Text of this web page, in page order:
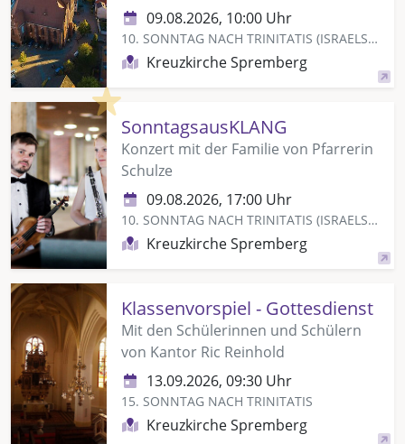
09.08.2026, 10:00 Uhr
10. SONNTAG NACH TRINITATIS (ISRAELSONNTAG)
Kreuzkirche Spremberg
Highlight
SonntagsausKLANG
Konzert mit der Familie von Pfarrerin
Schulze
09.08.2026, 17:00 Uhr
10. SONNTAG NACH TRINITATIS (ISRAELSONNTAG)
Kreuzkirche Spremberg
Klassenvorspiel - Gottesdienst
Mit den Schülerinnen und Schülern
von Kantor Ric Reinhold
13.09.2026, 09:30 Uhr
15. SONNTAG NACH TRINITATIS
Kreuzkirche Spremberg